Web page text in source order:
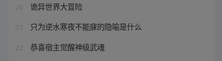
20 诡异世界大冒险
21 只为逆水寒夜不能寐的隐喻是什么
22 恭喜宿主觉醒神级武魂